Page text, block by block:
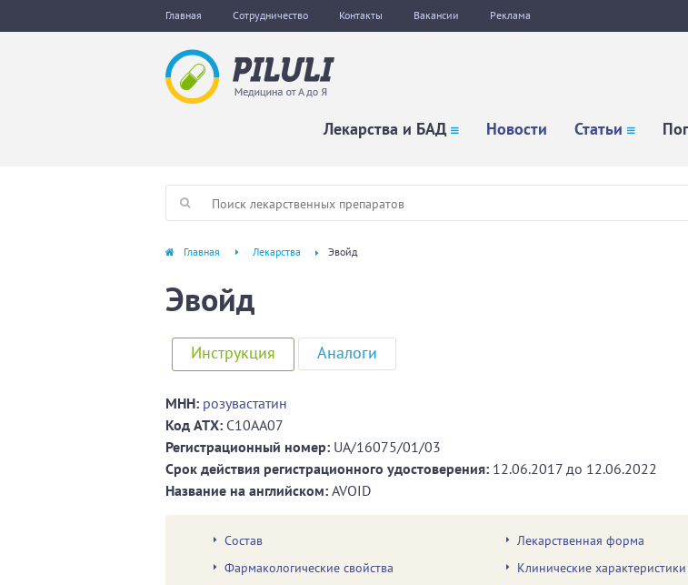
Главная Сотрудничество Контакты Вакансии Реклама
Лекарства и БАД Новости Статьи
Главная Лекарства Эвойд
Эвойд
Инструкция Аналоги
МНН: розувастатин
Код ATХ: C10AA07
Регистрационный номер: UA/16075/01/03
Срок действия регистрационного удостоверения: 12.06.2017 до 12.06.2022
Название на английском: AVOID
Состав
Лекарственная форма
Фармакологические свойства
Клинические характеристики